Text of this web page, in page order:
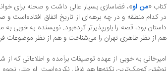
کتاب «من او»، فضاسازی بسیار عالی داشت و صحنه برای
در کدام منطقه و در چه برهه‌ای از تاریخ اتفاق افتاده‌است
داستان بود، قصه را باورپذیرتر کرده‌بود. نویسنده به
هم از نظر ظاهری تهران را می‌شناخت و هم از نظر موضوعات
امیرخانی به خوبی از عهده توصیفات برآمده و اطلاعاتی که از